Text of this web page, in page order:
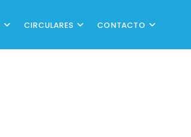
CIRCULARES CONTACTO